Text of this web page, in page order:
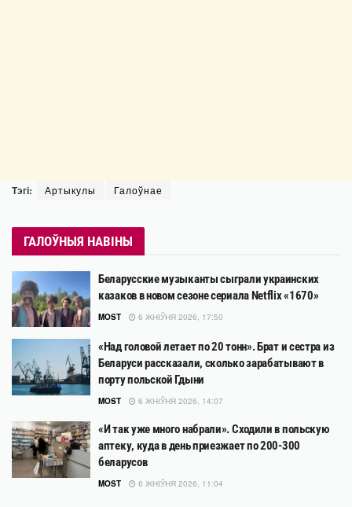
Тэгі: Артыкулы Галоўнае
ГАЛОЎНЫЯ НАВІНЫ
Беларусские музыканты сыграли украинских
казаков в новом сезоне сериала Netflix «1670»
MOST 6 ЖНІЎНЯ 2026, 17:50
«Над головой летает по 20 тонн». Брат и сестра из
Беларуси рассказали, сколько зарабатывают в
порту польской Гдыни
MOST 6 ЖНІЎНЯ 2026, 14:07
«И так уже много набрали». Сходили в польскую
аптеку, куда в день приезжает по 200-300
беларусов
MOST 6 ЖНІЎНЯ 2026, 11:04